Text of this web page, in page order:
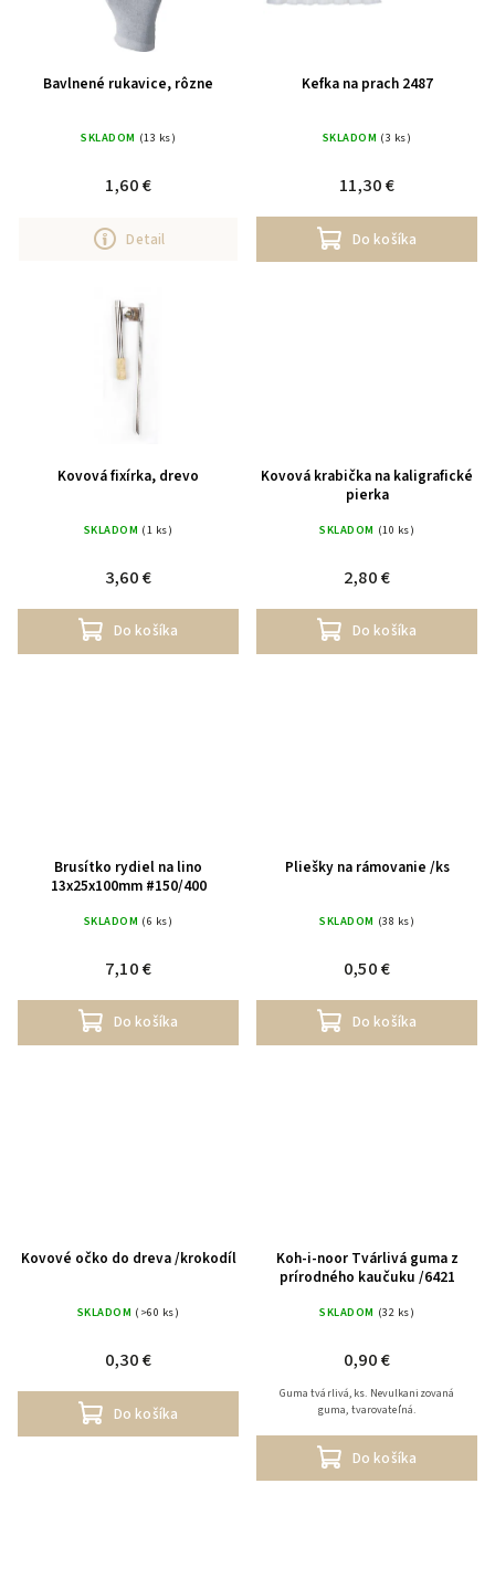
Bavlnené rukavice, rôzne
SKLADOM (13 ks)
1,60 €
Detail
Kefka na prach 2487
SKLADOM (3 ks)
11,30 €
Do košíka
Kovová fixírka, drevo
SKLADOM (1 ks)
3,60 €
Do košíka
Kovová krabička na kaligrafické
pierka
SKLADOM (10 ks)
2,80 €
Do košíka
Brusítko rydiel na lino
13x25x100mm #150/400
SKLADOM (6 ks)
7,10 €
Do košíka
Pliešky na rámovanie /ks
SKLADOM (38 ks)
0,50 €
Do košíka
Kovové očko do dreva /krokodíl
SKLADOM (>60 ks)
0,30 €
Do košíka
Koh-i-noor Tvárlivá guma z
prírodného kaučuku /6421
SKLADOM (32 ks)
0,90 €
Do košíka
Guma tvárlivá, ks. Nevulkanizovaná
guma, tvarovateľná.